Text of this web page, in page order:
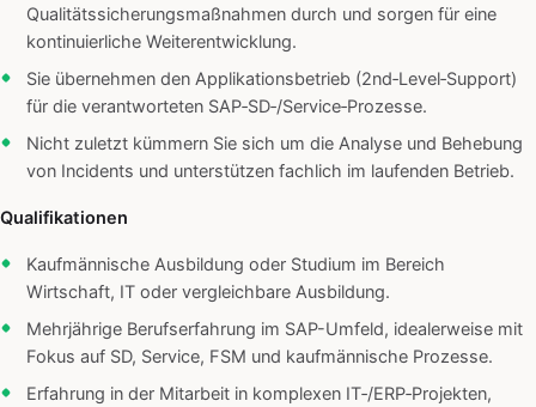
Qualitätssicherungsmaßnahmen durch und sorgen für eine
kontinuierliche Weiterentwicklung.
Sie übernehmen den Applikationsbetrieb (2nd‑Level‑Support)
für die verantworteten SAP‑SD‑/Service‑Prozesse.
Nicht zuletzt kümmern Sie sich um die Analyse und Behebung
von Incidents und unterstützen fachlich im laufenden Betrieb.
Qualifikationen
Kaufmännische Ausbildung oder Studium im Bereich
Wirtschaft, IT oder vergleichbare Ausbildung.
Mehrjährige Berufserfahrung im SAP-Umfeld, idealerweise mit
Fokus auf SD, Service, FSM und kaufmännische Prozesse.
Erfahrung in der Mitarbeit in komplexen IT‑/ERP‑Projekten,